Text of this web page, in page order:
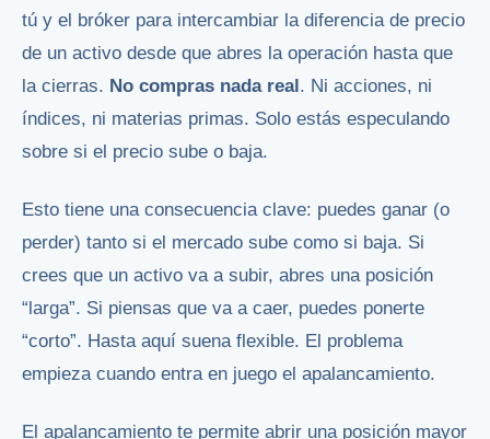
tú y el bróker para intercambiar la diferencia de precio
de un activo desde que abres la operación hasta que
la cierras. No compras nada real . Ni acciones, ni
índices, ni materias primas. Solo estás especulando
sobre si el precio sube o baja.
Esto tiene una consecuencia clave: puedes ganar (o
perder) tanto si el mercado sube como si baja. Si
crees que un activo va a subir, abres una posición
“larga”. Si piensas que va a caer, puedes ponerte
“corto”. Hasta aquí suena flexible. El problema
empieza cuando entra en juego el apalancamiento.
El apalancamiento te permite abrir una posición mayor